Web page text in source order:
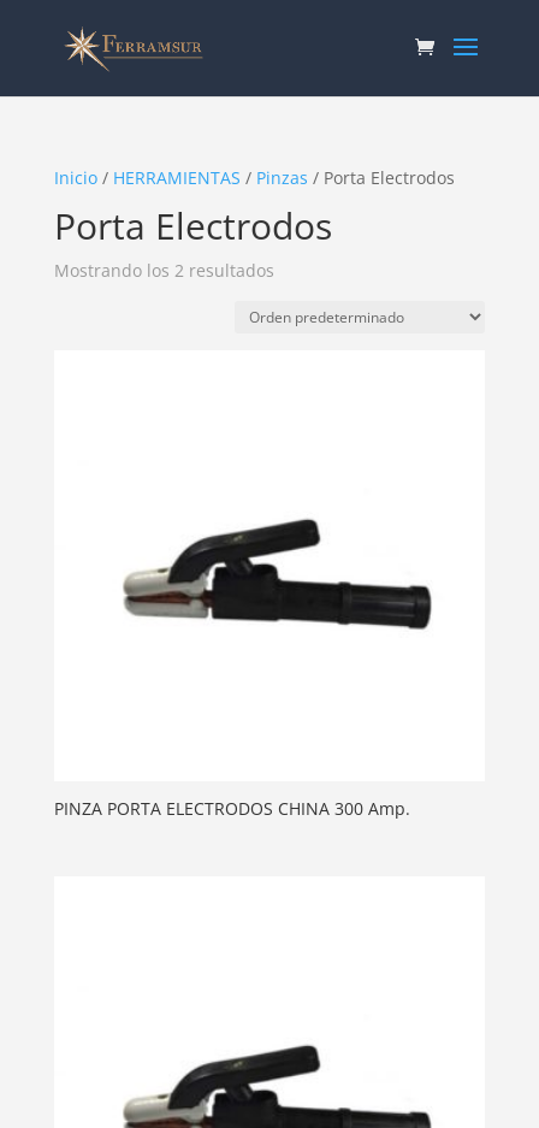
Inicio/ HERRAMIENTAS / Pinzas / Porta Electrodos
Porta Electrodos
Mostrando los 2 resultados
PINZA PORTA ELECTRODOS CHINA 300 Amp.